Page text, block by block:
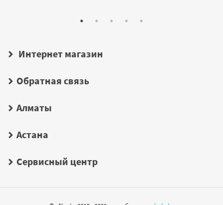
Интернет магазин
Обратная связь
Алматы
Астана
Сервисный центр